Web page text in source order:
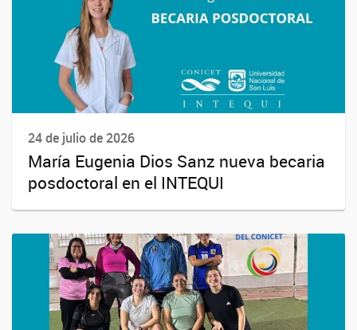
24 de julio de 2026
María Eugenia Dios Sanz nueva becaria
posdoctoral en el INTEQUI